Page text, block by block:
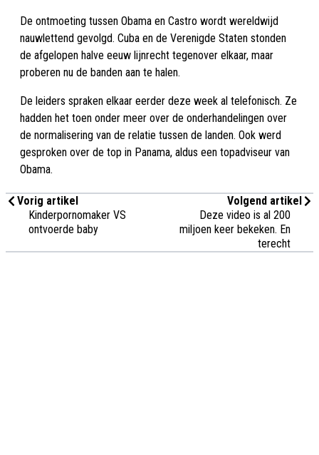
De ontmoeting tussen Obama en Castro wordt wereldwijd
nauwlettend gevolgd. Cuba en de Verenigde Staten stonden
de afgelopen halve eeuw lijnrecht tegenover elkaar, maar
proberen nu de banden aan te halen.
De leiders spraken elkaar eerder deze week al telefonisch. Ze
hadden het toen onder meer over de onderhandelingen over
de normalisering van de relatie tussen de landen. Ook werd
gesproken over de top in Panama, aldus een topadviseur van
Obama.
Vorig artikel
Kinderpornomaker VS
ontvoerde baby
Volgend artikel
Deze video is al 200
miljoen keer bekeken. En
terecht